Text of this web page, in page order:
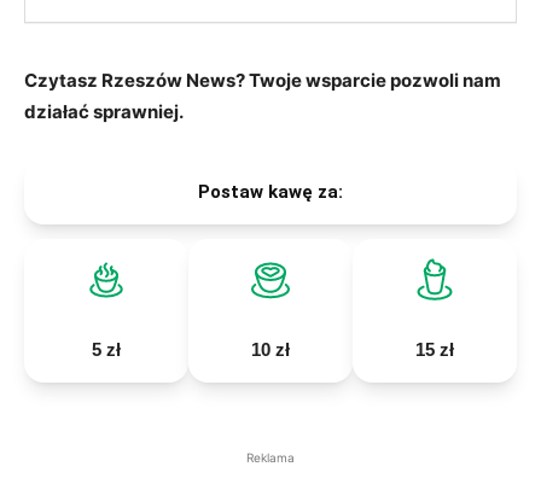
Czytasz Rzeszów News? Twoje wsparcie pozwoli nam
działać sprawniej.
Postaw kawę za:
5 zł 10 zł 15 zł
Reklama